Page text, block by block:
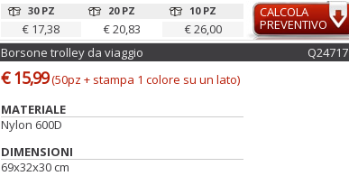
30 PZ
€ 17,38
20 PZ
€ 20,83
10 PZ
€ 26,00
CALCOLA
PREVENTIVO
Borsone trolley da viaggio Q24717
€ 15,99(50pz + stampa 1 colore su un lato)
MATERIALE
Nylon 600D
DIMENSIONI
69x32x30 cm